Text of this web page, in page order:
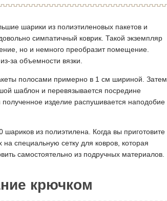
шарики из полиэтиленовых пакетов и
симпатичный коврик. Такой экземпляр
но и немного преобразит помещение.
за объемности вязки.
полосами примерно в 1 см шириной. Затем
шаблон и перевязывается посредине
изделие распушивается наподобие
из полиэтилена. Когда вы приготовите
специальную сетку для ковров, которая
самостоятельно из подручных материалов.
крючком